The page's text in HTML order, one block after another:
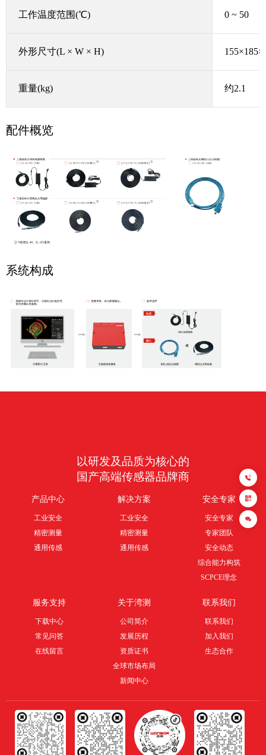
工作温度范围(℃) 0 ~ 50
外形尺寸(L × W × H)
重量(kg) 约2.1
配件概览
系统构成
以研发及品质为核心的
国产高端传感器品牌商
产品中心
工业安全
精密测量
通用传感
解决方案
工业安全
精密测量
通用传感
安全专家
安全专家
专家团队
安全动态
综合能力构筑
SCPCE理念
服务支持
下载中心
常见问答
在线留言
关于湾测
公司简介
发展历程
资质证书
全球市场布局
新闻中心
联系我们
联系我们
加入我们
生态合作
8
8
3
1